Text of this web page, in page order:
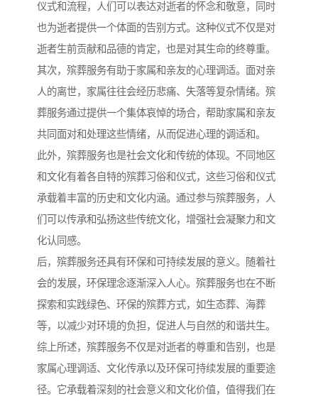
仪式和流程，人们可以表达对逝者的怀念和敬意，同时
也为逝者提供一个体面的告别方式。这种仪式不仅是对
逝者生前贡献和品德的肯定，也是对其生命的终尊重。
其次，殡葬服务有助于家属和亲友的心理调适。面对亲
人的离世，家属往往会经历悲痛、失落等复杂情绪。殡
葬服务通过提供一个集体哀悼的场合，帮助家属和亲友
共同面对和处理这些情绪，从而促进心理的调适和。
此外，殡葬服务也是社会文化和传统的体现。不同地区
和文化有着各自特的殡葬习俗和仪式，这些习俗和仪式
承载着丰富的历史和文化内涵。通过参与殡葬服务，人
们可以传承和弘扬这些传统文化，增强社会凝聚力和文
化认同感。
后，殡葬服务还具有环保和可持续发展的意义。随着社
会的发展，环保理念逐渐深入人心。殡葬服务也在不断
探索和实践绿色、环保的殡葬方式，如生态葬、海葬
等，以减少对环境的负担，促进人与自然的和谐共生。
综上所述，殡葬服务不仅是对逝者的尊重和告别，也是
家属心理调适、文化传承以及环保可持续发展的重要途
径。它承载着深刻的社会意义和文化价值，值得我们在